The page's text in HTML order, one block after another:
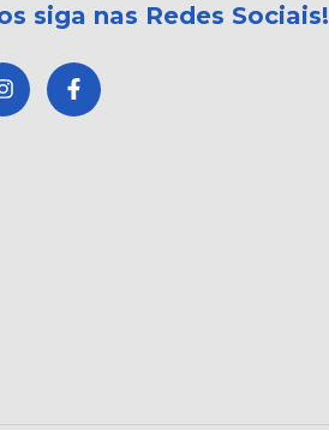
siga nas Redes Sociais!